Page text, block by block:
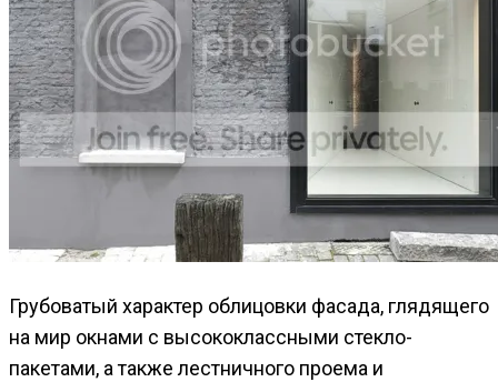
Грубоватый характер облицовки фасада, глядящего
на мир окнами с высококлассными стекло-
пакетами, а также лестничного проема и